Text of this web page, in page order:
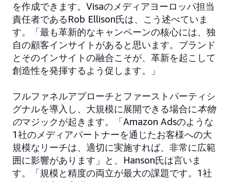
を作成できます。Visaのメディアヨーロッパ担当
責任者であるRob Ellison氏は、こう述べていま
す。「最も革新的なキャンペーンの核心には、独
自の顧客インサイトがあると思います。ブランド
とそのインサイトの融合こそが、革新を起こして
創造性を発揮するよう促します。」
フルファネルアプローチとファーストパーティシ
グナルを導入し、大規模に展開できる場合に本物
のマジックが起きます。「Amazon Adsのような
1社のメディアパートナーを通じたお客様への大
規模なリーチは、適切に実施すれば、非常に広範
囲に影響があります」と、Hanson氏は言いま
す。「規模と精度の両立が最大の課題です。1社